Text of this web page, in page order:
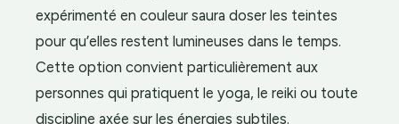
expérimenté en couleur saura doser les teintes
pour qu’elles restent lumineuses dans le temps.
Cette option convient particulièrement aux
personnes qui pratiquent le yoga, le reiki ou toute
discipline axée sur les énergies subtiles.